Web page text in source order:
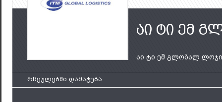
აი ტი ემ
აი ტი ემ გლობალ
რჩეულებში დამატება